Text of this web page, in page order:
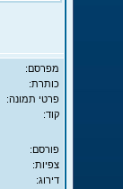
מפרסם:
כותרת:
פרטי תמונה:
קוד:
פורסם:
צפיות:
דירוג: